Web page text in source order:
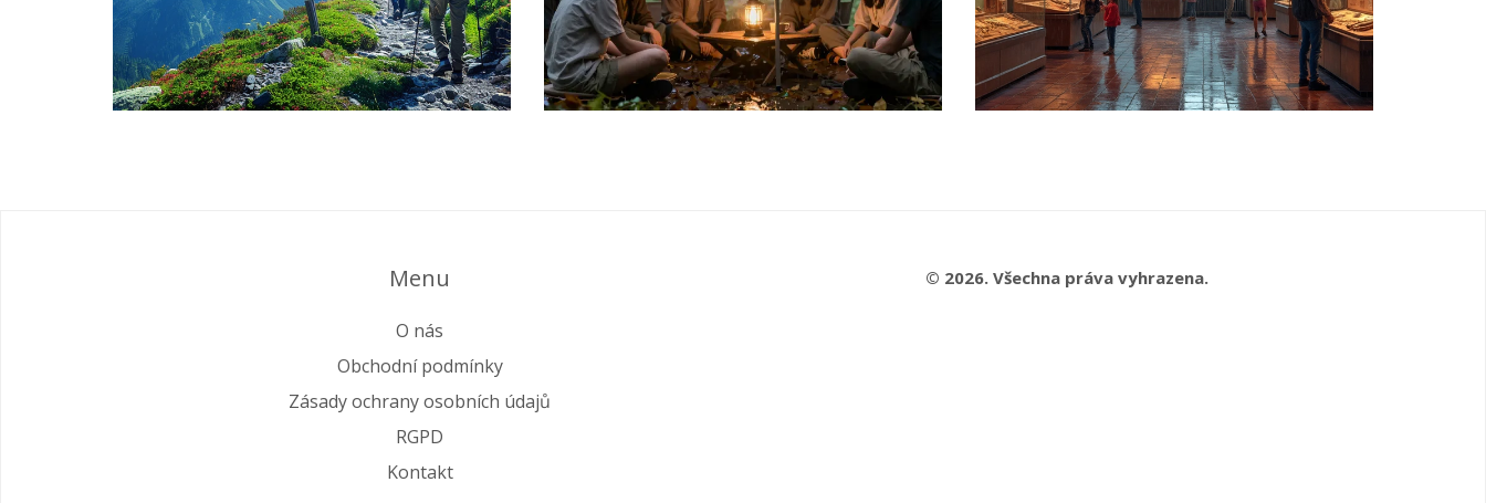
Menu
O nás
Obchodní podmínky
Zásady ochrany osobních údajů
RGPD
Kontakt
© 2026. Všechna práva vyhrazena.